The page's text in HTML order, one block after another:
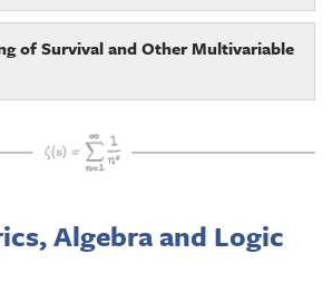
of Survival and Other Multivariable
Algebra and Logic